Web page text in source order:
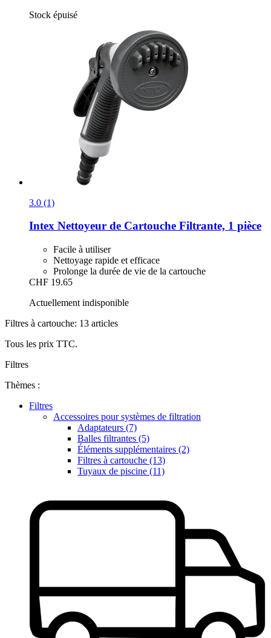
Stock épuisé
3.0 (1)
Intex Nettoyeur de Cartouche Filtrante, 1 pièce
Facile à utiliser
Nettoyage rapide et efficace
Prolonge la durée de vie de la cartouche
CHF 19.65
Actuellement indisponible
Filtres à cartouche: 13 articles
Tous les prix TTC.
Filtres
Thèmes :
Filtres
Accessoires pour systèmes de filtration
Adaptateurs (7)
Balles filtrantes (5)
Éléments supplémentaires (2)
Filtres à cartouche (13)
Tuyaux de piscine (11)